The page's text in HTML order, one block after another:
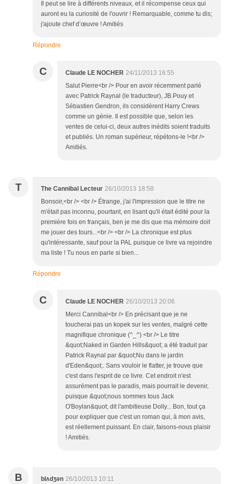
Il peut se lire à différents niveaux, et il récompense ceux qui
auront eu la curiosité de l'ouvrir ! Remarquable, comme tu dis;
j'ajoute chef d’œuvre ! Amitiés
Répondre
C Claude LE NOCHER 24/11/2013 16:55
Salut Pierre<br /> Pour en avoir récemment parlé
avec Patrick Raynal (le traducteur), JB.Pouy et
Sébastien Gendron, ils considèrent Harry Crews
comme un génie. Il est possible que, selon les
ventes de celui-ci, deux autres inédits soient traduits
et publiés. Un roman supérieur, répétons-le !<br />
Amitiés.
T The Cannibal Lecteur 26/10/2013 18:58
Bonsoir,<br /> <br /> Étrange, j'ai l'impression que le titre ne
m'était pas inconnu, pourtant, en lisant qu'il était édité pour la
première fois en français, ben je me dis que ma mémoire doit
me jouer des tours...<br /> <br /> La chronique est plus
qu'intéressante, sauf pour la PAL puisque ce livre va rejoindre
ma liste ! Tu nous en parle si bien...
Répondre
C Claude LE NOCHER 26/10/2013 20:06
Merci Cannibal<br /> En précisant que je ne
toucherai pas un kopek sur les ventes, malgré cette
magnifique chronique (^_^) <br /> Le titre
&quot;Naked in Garden Hills&quot; a été traduit par
Patrick Raynal par &quot;Nu dans le jardin
d'Eden&quot;. Sans vouloir le flatter, je trouve que
c'est dans l'esprit de ce livre. Cet endroit n'est
assurément pas le paradis, mais pourrait le devenir,
puisque &quot;nous sommes tous Jack
O'Boylan&quot; dit l'ambitieuse Dolly... Bon, tout ça
pour expliquer que c'est un roman qui, à mon avis,
est réellement puissant. En clair, faisons-nous plaisir
! Amitiés.
B blʌdʒən 26/10/2013 10:11